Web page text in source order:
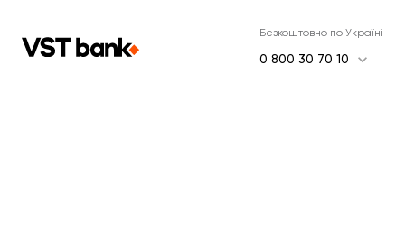
Безкоштовно по Україні
0 800 30 70 10 expand_more